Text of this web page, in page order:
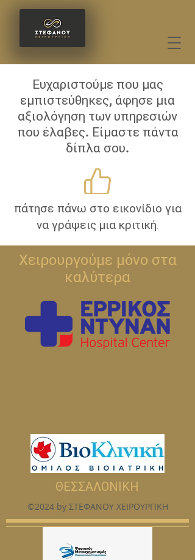
Ευχαριστούμε που μας
εμπιστεύθηκες, άφησε μια
αξιολόγηση των υπηρεσιών
που έλαβες. Είμαστε πάντα
δίπλα σου.
πάτησε πάνω στο εικονίδιο για
να γράψεις μια κριτική.
Χειρουργούμε μόνο στα
καλύτερα
ΘΕΣΣΑΛΟΝΙΚΗ
©2024 by ΣΤΕΦΑΝΟΥ ΧΕΙΡΟΥΡΓΙΚΗ